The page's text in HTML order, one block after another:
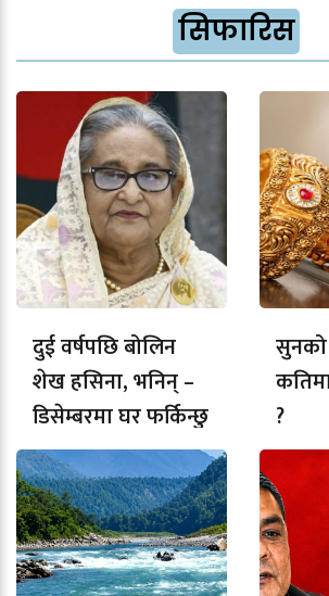
सिफारिस
दुई वर्षपछि बोलिन
शेख हसिना, भनिन् –
डिसेम्बरमा घर फर्किन्छु
?